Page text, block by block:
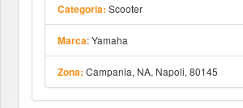
Categoria: Scooter
Marca: Yamaha
Zona: Campania, NA, Napoli, 80145